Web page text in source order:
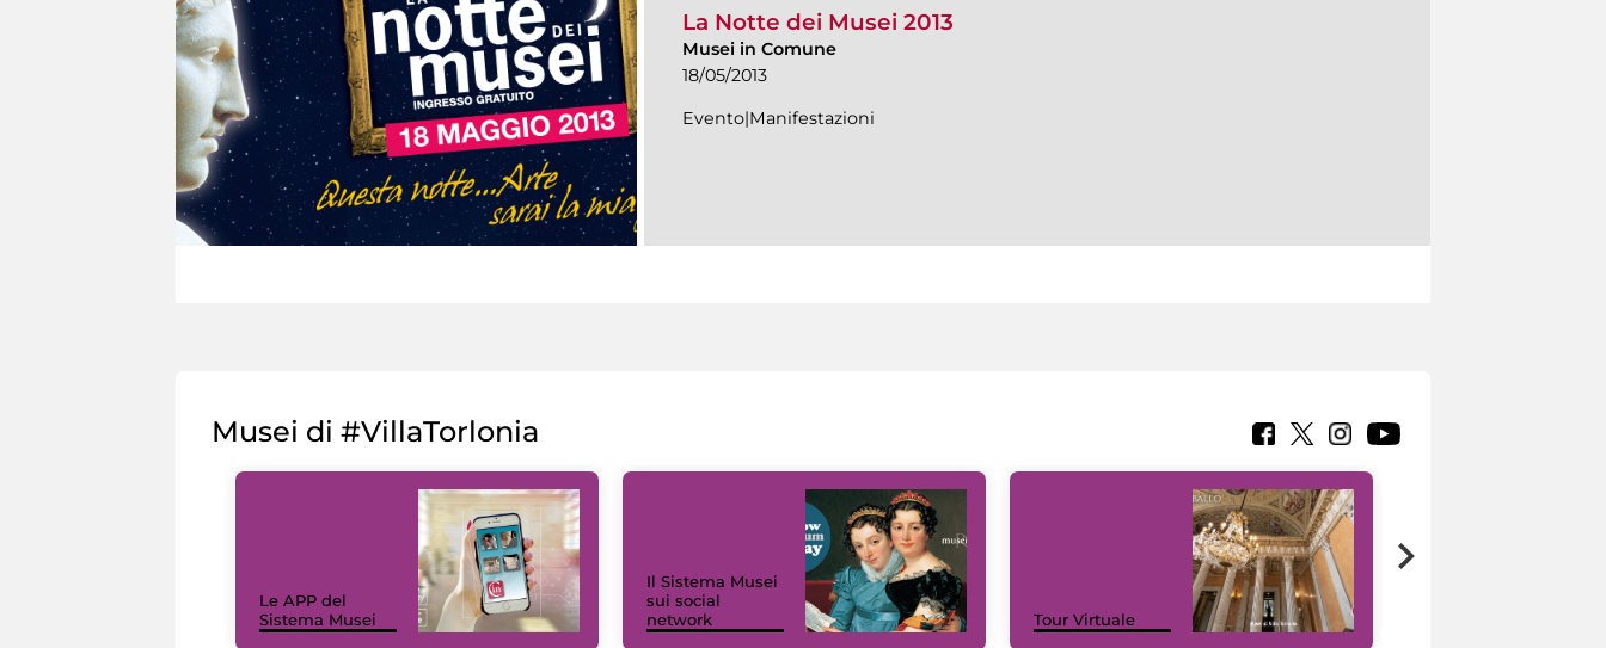
La Notte dei Musei 2013
Musei in Comune
18/05/2013
Evento|Manifestazioni
Musei di #VillaTorlonia
Le APP del
Sistema Musei
Il Sistema Musei
sui social
network
Tour Virtuale